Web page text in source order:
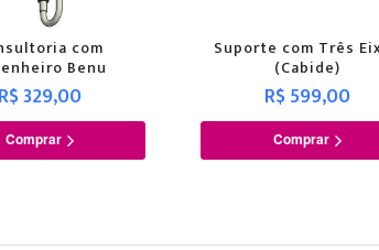
com
Benu
R$ 329,00
Comprar
Suporte com Três
(Cabide)
R$ 599,00
Comprar